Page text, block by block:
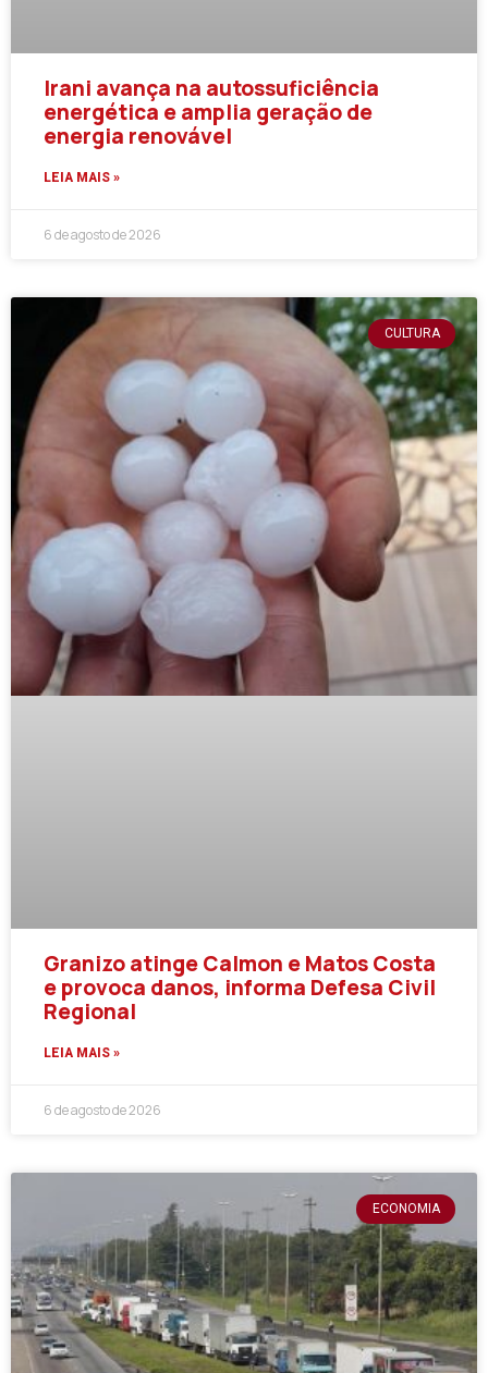
Irani avança na autossuficiência
energética e amplia geração de
energia renovável
LEIA MAIS »
6 de agosto de 2026
CULTURA
Granizo atinge Calmon e Matos Costa
e provoca danos, informa Defesa Civil
Regional
LEIA MAIS »
6 de agosto de 2026
ECONOMIA